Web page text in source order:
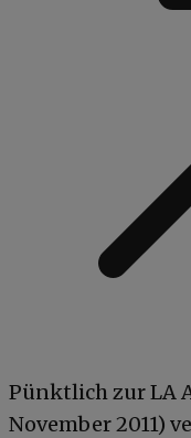
Pünktlich zur LA
November 2011)